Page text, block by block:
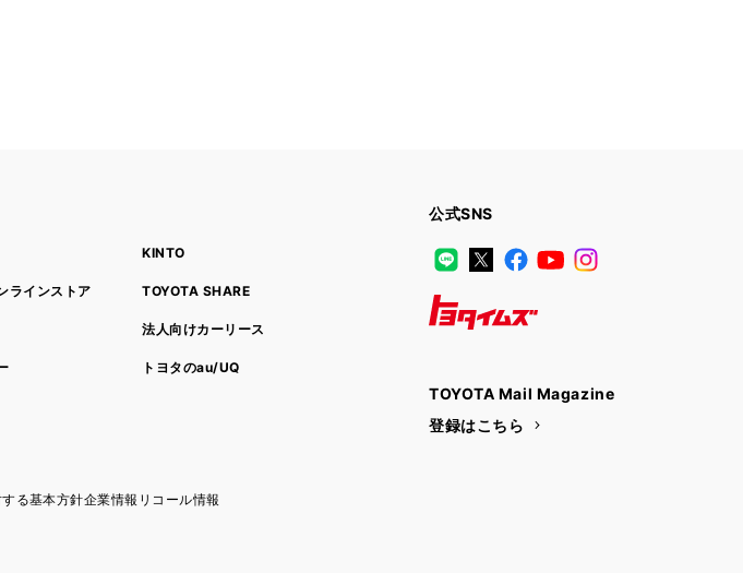
ラインストア
KINTO
TOYOTA SHARE
法人向けカーリース
トヨタのau/UQ
公式SNS
LINE X Facebook
YouTube
TOYOTA Mail Magazine
登録はこちら
る基本方針企業情報 リコール情報